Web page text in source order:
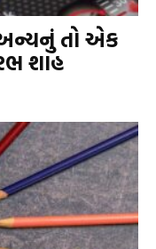
અન્યનું તો એક
શાહ